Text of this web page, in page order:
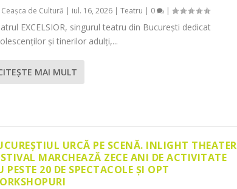
Ceașca de Cultură | iul. 16, 2026| Teatru | 0 |
EXCELSIOR, singurul teatru din București dedicat
și tinerilor adulți,...
MAI MULT
URCĂ PE SCENĂ. INLIGHT THEATER
MARCHEAZĂ ZECE ANI DE ACTIVITATE
PESTE 20 DE SPECTACOLE ȘI OPT